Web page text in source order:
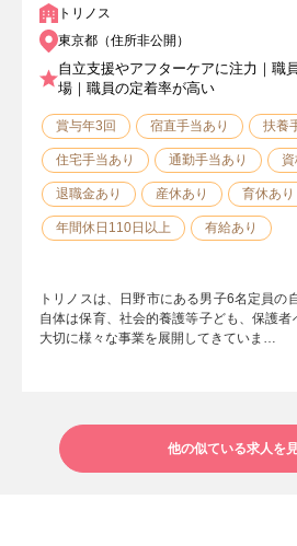
トリノス
東京都（住所非公開）
自立支援やアフターケアに注力｜職
場｜職員の定着率が高い
賞与年3回 宿直手当あり 扶養
住宅手当あり 通勤手当あり
退職金あり 産休あり 育休あり
年間休日110日以上 有給あり
トリノスは、日野市にある男子6名定員の
自体は保育、社会的養護等子ども、保護
大切に様々な事業を展開してきていま…
他の似ている求人を